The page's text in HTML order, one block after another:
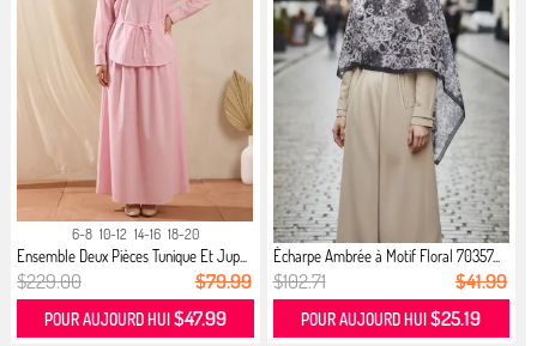
6-8 10-12 14-16 18-20
Ensemble Deux Pièces Tunique Et Jup...
$229.00 $79.99
POUR AUJOURD HUI $47.99
Écharpe Ambrée à Motif Floral 70357...
$102.71 $41.99
POUR AUJOURD HUI$25.19